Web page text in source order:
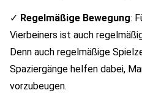
✓ Regelmäßige Bewegung:
Vierbeiners ist auch
Denn auch regelmäßige
Spaziergänge helfen dabei,
vorzubeugen.